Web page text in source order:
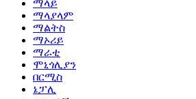
ማላይ
ማላያላም
ማልትስ
ማኦሪይ
ማራቲ
ሞኒጎሊያን
በርሚስ
ኔፓሊ